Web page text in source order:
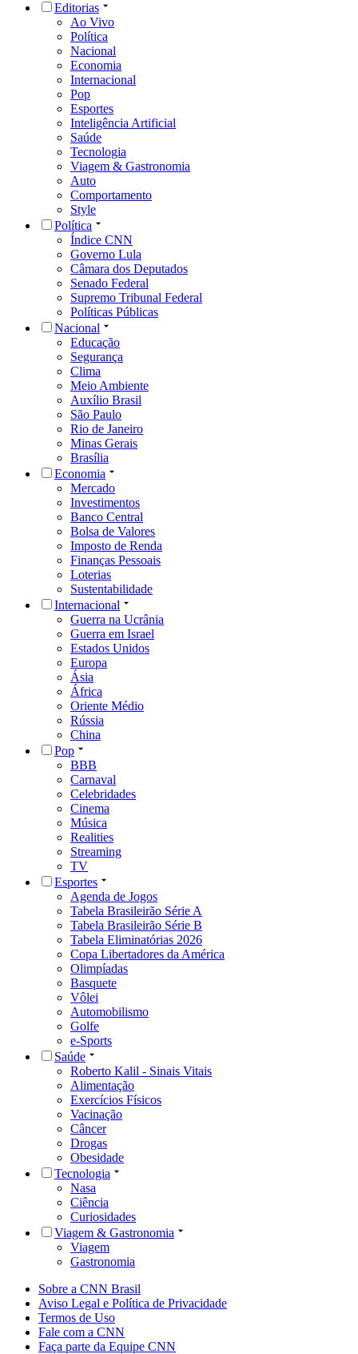
Editorias
Ao Vivo
Política
Nacional
Economia
Internacional
Pop
Esportes
Inteligência Artificial
Saúde
Tecnologia
Viagem & Gastronomia
Auto
Comportamento
Style
Política
Índice CNN
Governo Lula
Câmara dos Deputados
Senado Federal
Supremo Tribunal Federal
Políticas Públicas
Nacional
Educação
Segurança
Clima
Meio Ambiente
Auxílio Brasil
São Paulo
Rio de Janeiro
Minas Gerais
Brasília
Economia
Mercado
Investimentos
Banco Central
Bolsa de Valores
Imposto de Renda
Finanças Pessoais
Loterias
Sustentabilidade
Internacional
Guerra na Ucrânia
Guerra em Israel
Estados Unidos
Europa
Ásia
África
Oriente Médio
Rússia
China
Pop
BBB
Carnaval
Celebridades
Cinema
Música
Realities
Streaming
TV
Esportes
Agenda de Jogos
Tabela Brasileirão Série A
Tabela Brasileirão Série B
Tabela Eliminatórias 2026
Copa Libertadores da América
Olimpíadas
Basquete
Vôlei
Automobilismo
Golfe
e-Sports
Saúde
Roberto Kalil - Sinais Vitais
Alimentação
Exercícios Físicos
Vacinação
Câncer
Drogas
Obesidade
Tecnologia
Nasa
Ciência
Curiosidades
Viagem & Gastronomia
Viagem
Gastronomia
Sobre a CNN Brasil
Aviso Legal e Política de Privacidade
Termos de Uso
Fale com a CNN
Faça parte da Equipe CNN